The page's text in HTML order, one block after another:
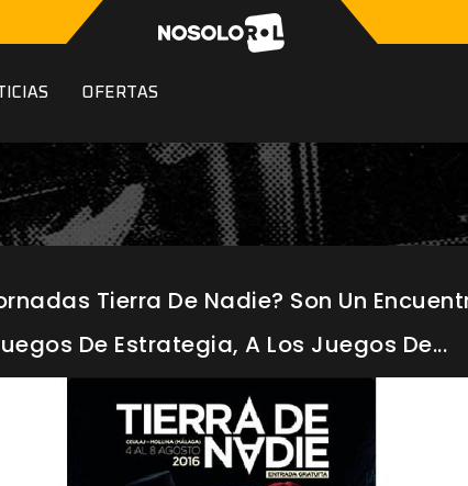
OFERTAS
Tierra De Nadie? Son Un
De Estrategia, A Los Juegos De...